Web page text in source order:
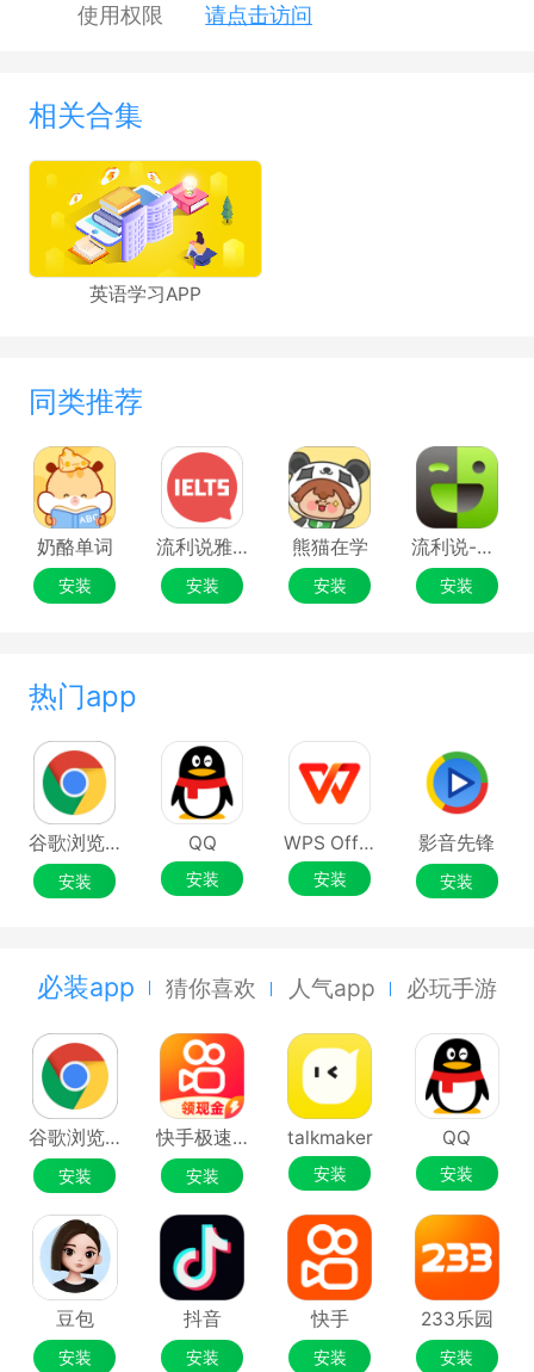
使用权限
请点击访问
相关合集
英语学习APP
同类推荐
奶酪单词
安装
流利说雅思
安装
熊猫在学
安装
流利说-英语
安装
热门app
谷歌浏览器Google Chrome
安装
QQ
安装
WPS Office
安装
影音先锋
安装
必装app 猜你喜欢 人气app 必玩手游
谷歌浏览器Google Chrome
安装
快手极速版
安装
talkmaker
安装
QQ
安装
豆包
安装
抖音
安装
快手
安装
233乐园
安装